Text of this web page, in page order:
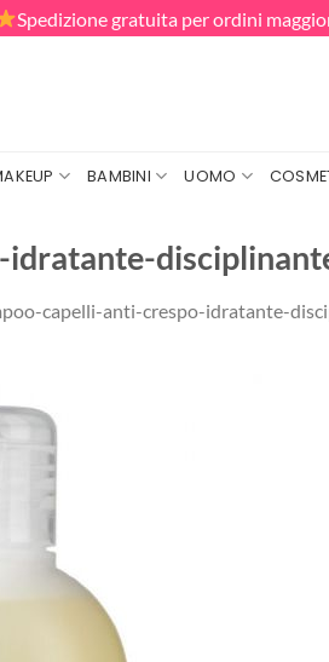
Spedizione gratuita per ordini
BAMBINI UOMO
idratante-
capelli-anti-crespo-idratante-